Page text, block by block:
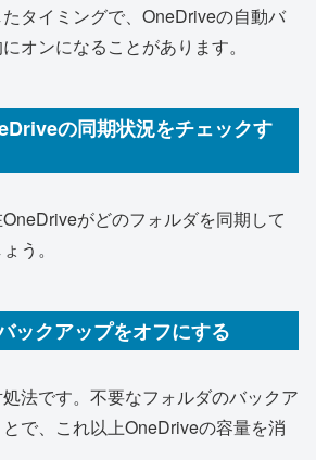
タイミングで、OneDriveの自動バ
オンになることがあります。
の同期状況をチェックす
がどのフォルダを同期して
う。
ックアップをオフにする
法です。不要なフォルダのバックア
で、これ以上OneDriveの容量を消